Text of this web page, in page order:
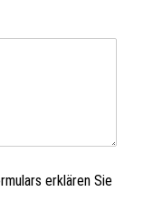
erklären Sie